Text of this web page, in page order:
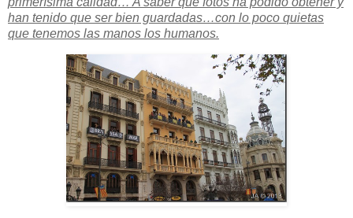
han tenido que ser bien guardadas…con lo poco quietas
que tenemos las manos los humanos.